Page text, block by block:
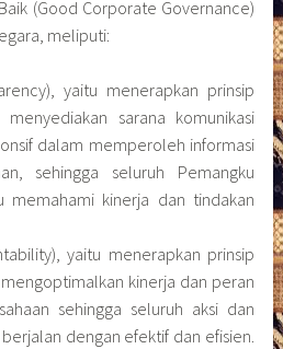
(Good Corporate Governance)
meliputi:
yaitu menerapkan prinsip
menyediakan sarana komunikasi
dalam memperoleh informasi
sehingga seluruh Pemangku
memahami kinerja dan tindakan
yaitu menerapkan prinsip
kinerja dan peran
sehingga seluruh aksi dan
dengan efektif dan efisien.